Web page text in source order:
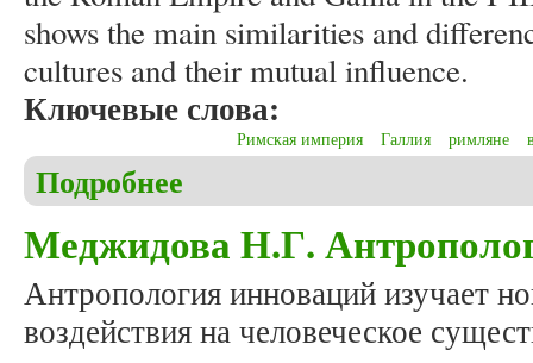
shows the main similarities and
cultures and their mutual influence.
Ключевые слова:
Римская империя Галлия римляне
Подробнее
Меджидова Н.Г.
Антропология инноваций изучает
воздействия на человеческое